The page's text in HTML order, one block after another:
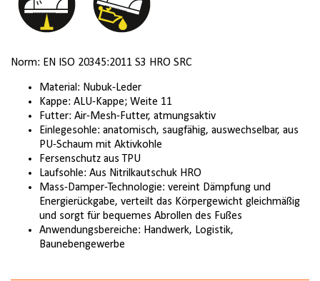
Norm: EN ISO 20345:2011 S3 HRO SRC
Material: Nubuk-Leder
Kappe: ALU-Kappe; Weite 11
Futter: Air-Mesh-Futter, atmungsaktiv
Einlegesohle: anatomisch, saugfähig, auswechselbar, aus
PU-Schaum mit Aktivkohle
Fersenschutz aus TPU
Laufsohle: Aus Nitrilkautschuk HRO
Mass-Damper-Technologie: vereint Dämpfung und
Energierückgabe, verteilt das Körpergewicht gleichmäßig
und sorgt für bequemes Abrollen des Fußes
Anwendungsbereiche: Handwerk, Logistik,
Baunebengewerbe